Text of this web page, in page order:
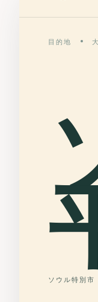
目的地
ソウル特別市